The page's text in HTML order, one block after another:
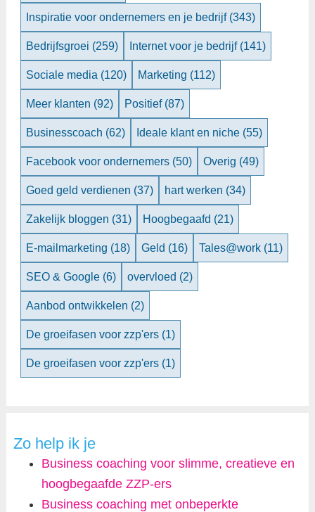
Inspiratie voor ondernemers en je bedrijf (343)
Bedrijfsgroei (259) Internet voor je bedrijf (141)
Sociale media (120) Marketing (112)
Meer klanten (92) Positief (87)
Businesscoach (62) Ideale klant en niche (55)
Facebook voor ondernemers (50) Overig (49)
Goed geld verdienen (37) hart werken (34)
Zakelijk bloggen (31) Hoogbegaafd (21)
E-mailmarketing (18) Geld (16) Tales@work (11)
SEO & Google (6) overvloed (2)
Aanbod ontwikkelen (2)
De groeifasen voor zzp'ers (1)
De groeifasen voor zzp'ers (1)
Zo help ik je
Business coaching voor slimme, creatieve en
hoogbegaafde ZZP-ers
Business coaching met onbeperkte